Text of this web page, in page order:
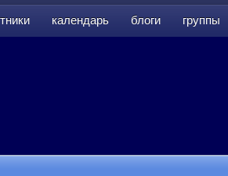
календарь блоги группы